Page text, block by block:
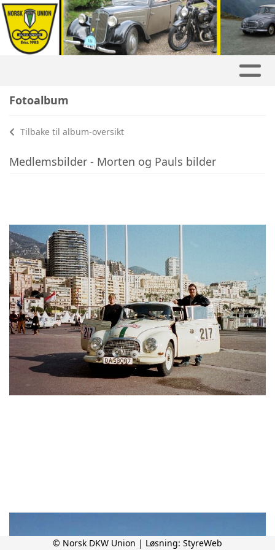
Fotoalbum
Tilbake til album-oversikt
Medlemsbilder - Morten og Pauls bilder
© Norsk DKW Union | Løsning: StyreWeb